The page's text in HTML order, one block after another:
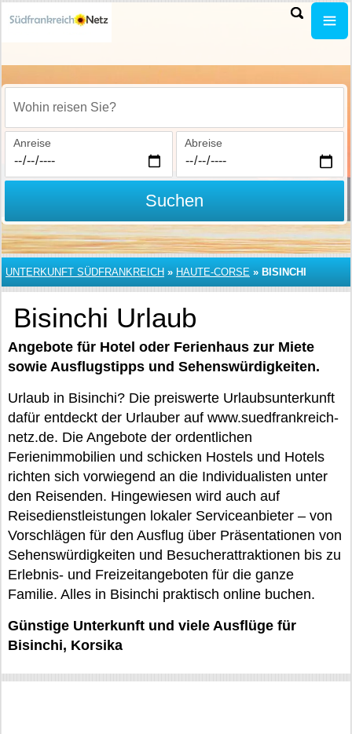
Wohin reisen Sie?
Anreise Abreise
Suchen
UNTERKUNFT SÜDFRANKREICH » HAUTE-CORSE » BISINCHI
Bisinchi Urlaub
Angebote für Hotel oder Ferienhaus zur Miete
sowie Ausflugstipps und Sehenswürdigkeiten.
Urlaub in Bisinchi? Die preiswerte Urlaubsunterkunft
dafür entdeckt der Urlauber auf www.suedfrankreich-
netz.de. Die Angebote der ordentlichen
Ferienimmobilien und schicken Hostels und Hotels
richten sich vorwiegend an die Individualisten unter
den Reisenden. Hingewiesen wird auch auf
Reisedienstleistungen lokaler Serviceanbieter – von
Vorschlägen für den Ausflug über Präsentationen von
Sehenswürdigkeiten und Besucherattraktionen bis zu
Erlebnis- und Freizeitangeboten für die ganze
Familie. Alles in Bisinchi praktisch online buchen.
Günstige Unterkunft und viele Ausflüge für
Bisinchi, Korsika